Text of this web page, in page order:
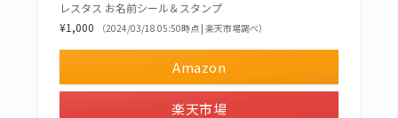
レスタス お名前シール＆スタンプ
¥1,000
（2024/03/18 05:50時点 | 楽天市場調べ）
Amazon
楽天市場